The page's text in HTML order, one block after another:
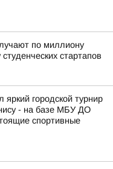
по миллиону
стартапов
яркий городской турнир
- на базе МБУ ДО
спортивные